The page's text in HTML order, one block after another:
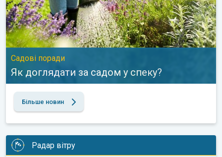
Садові поради
Як доглядати за садом у спеку?
Більше новин
Радар вітру